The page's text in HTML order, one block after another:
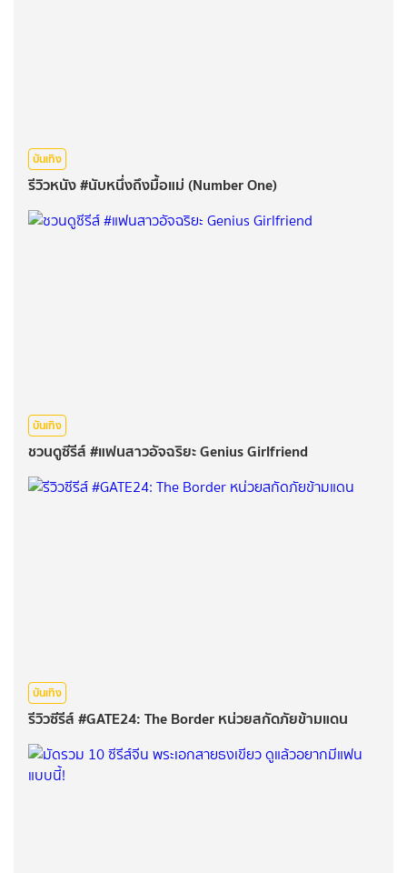
บันเทิง
รีวิวหนัง #นับหนึ่งถึงมื้อแม่ (Number One)
บันเทิง
ชวนดูซีรีส์ #แฟนสาวอัจฉริยะ Genius Girlfriend
บันเทิง
รีวิวซีรีส์ #GATE24: The Border หน่วยสกัดภัยข้ามแดน